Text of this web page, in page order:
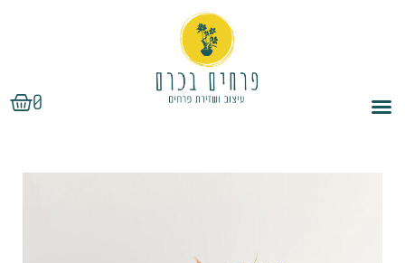
0
עגלת